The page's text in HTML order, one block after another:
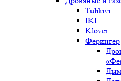
Tulikivi
IKI
Klover
Ферингер